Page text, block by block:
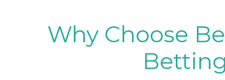
Why Choose